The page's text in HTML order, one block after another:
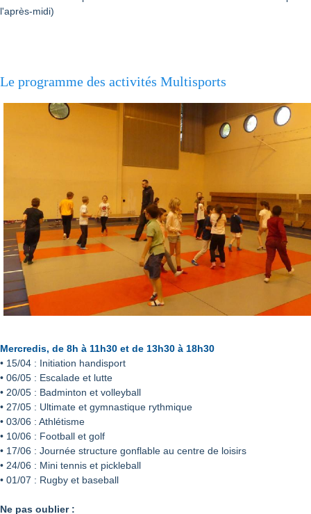
l'après-midi)
Le programme des activités Multisports
Mercredis, de 8h à 11h30 et de 13h30 à 18h30
• 15/04 : Initiation handisport
• 06/05 : Escalade et lutte
• 20/05 : Badminton et volleyball
• 27/05 : Ultimate et gymnastique rythmique
• 03/06 : Athlétisme
• 10/06 : Football et golf
• 17/06 : Journée structure gonflable au centre de loisirs
• 24/06 : Mini tennis et pickleball
• 01/07 : Rugby et baseball
Ne pas oublier :